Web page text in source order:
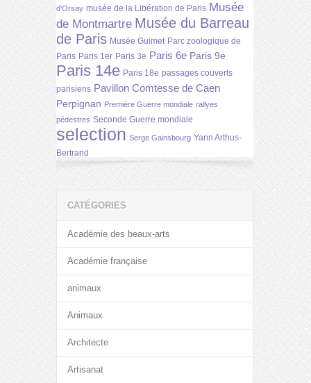
d'Orsay musée de la Libération de Paris Musée
de Montmartre Musée du Barreau
de Paris Musée Guimet Parc zoologique de
Paris Paris 1er Paris 3e Paris 6e Paris 9e
Paris 14e Paris 18e passages couverts
parisiens Pavillon Comtesse de Caen
Perpignan Première Guerre mondiale rallyes
pédestres Seconde Guerre mondiale
selection Serge Gainsbourg Yann Arthus-
Bertrand
CATÉGORIES
Académie des beaux-arts
Académie française
animaux
Animaux
Architecte
Artisanat